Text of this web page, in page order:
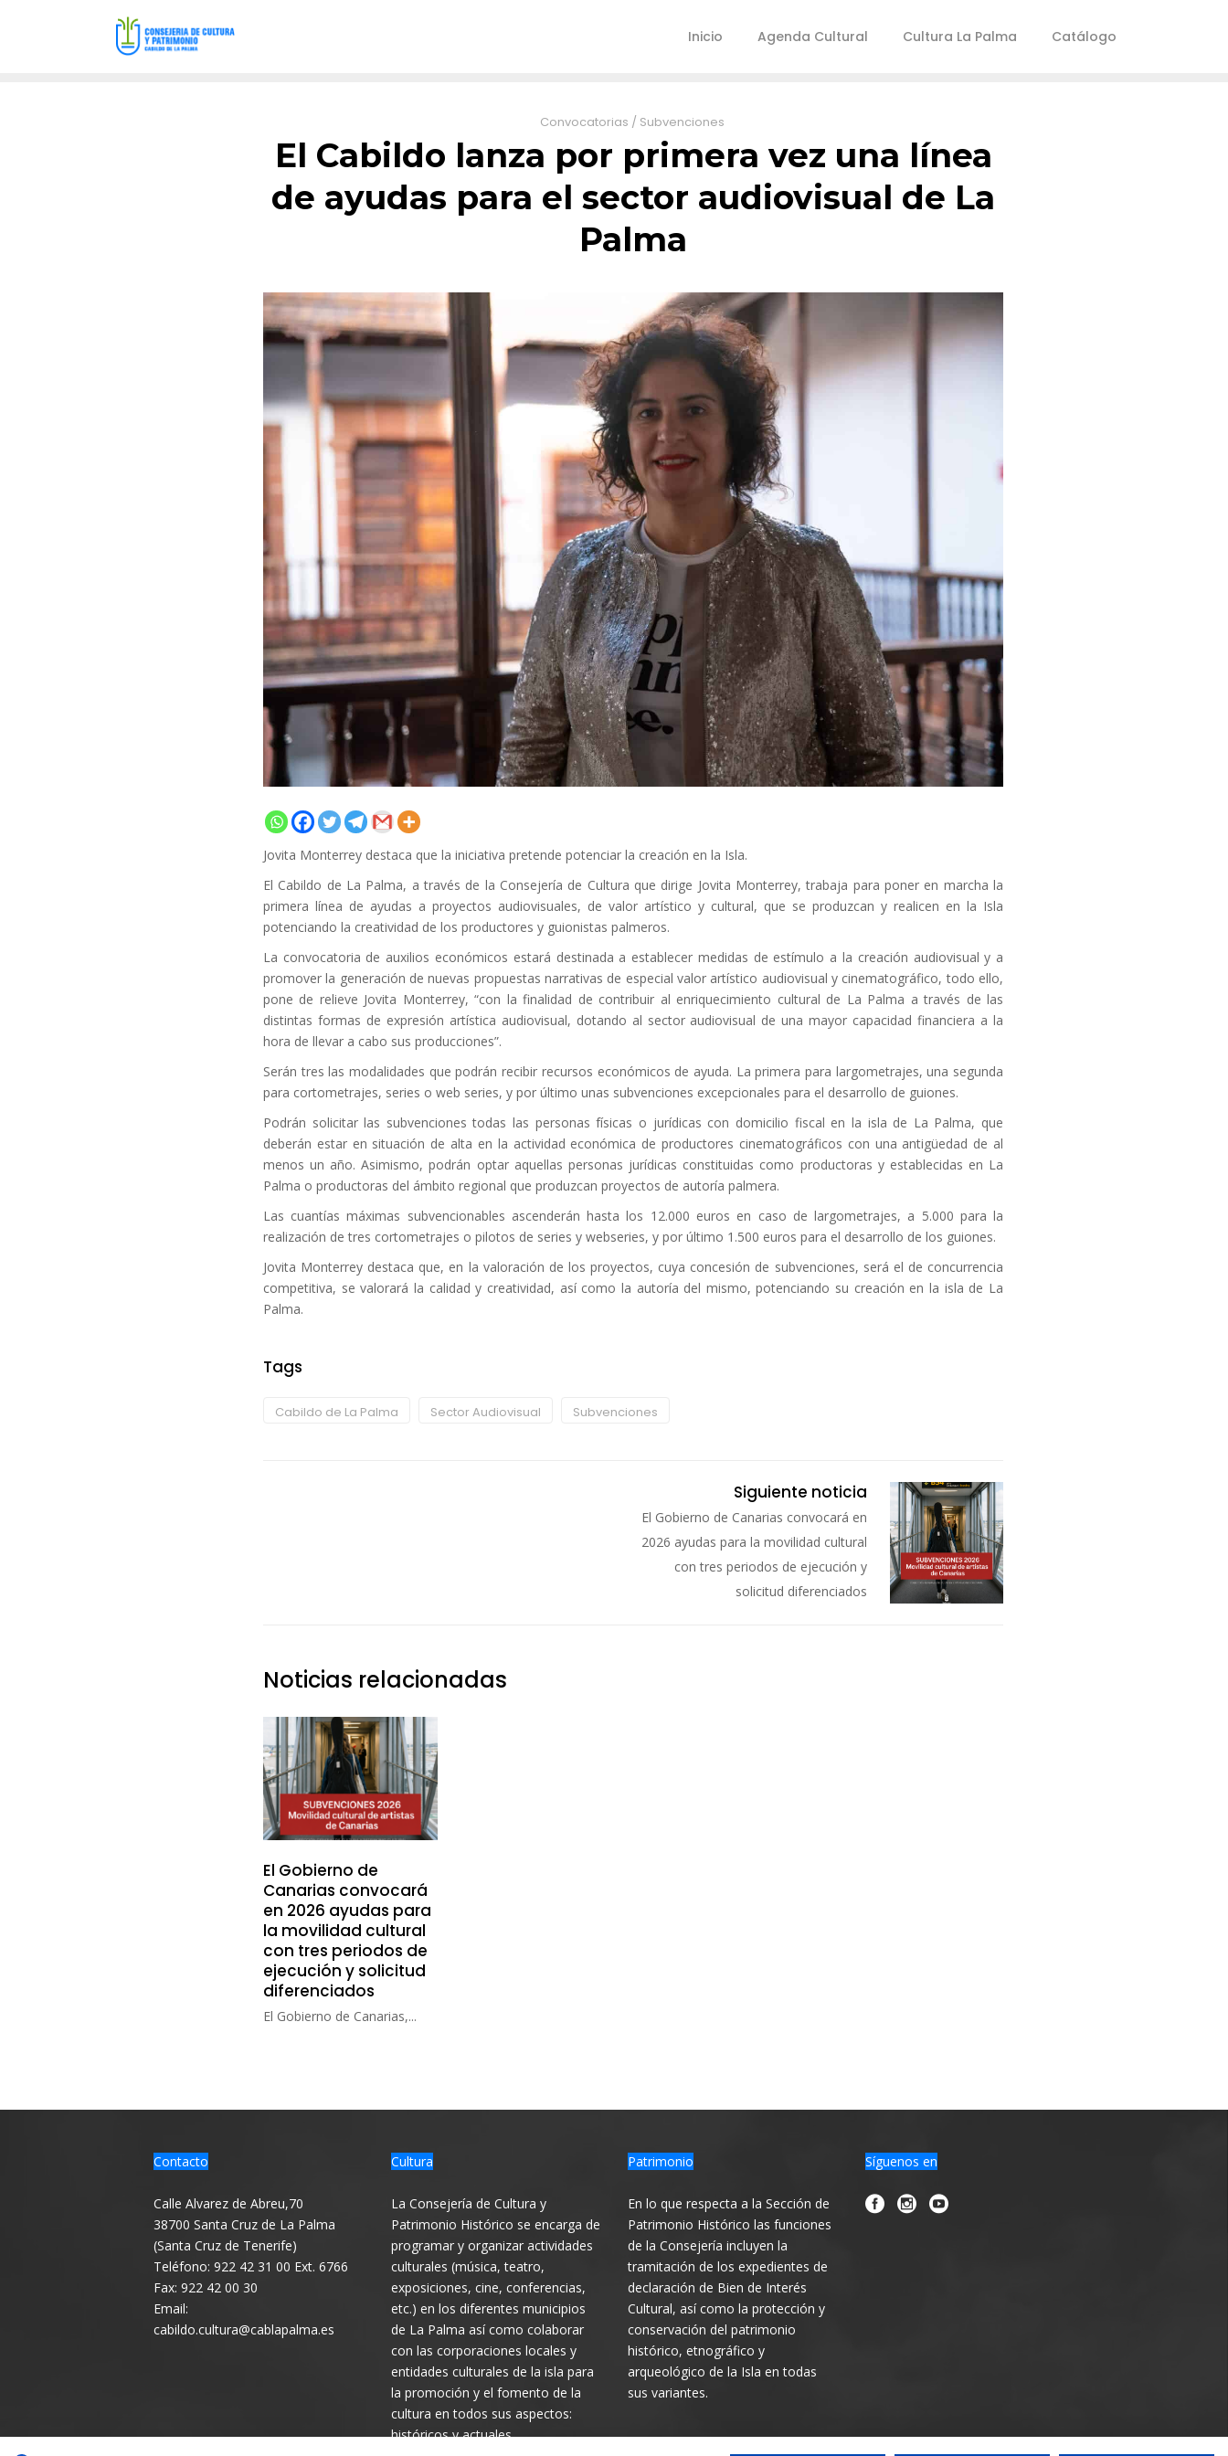
Inicio Agenda Cultural Cultura La Palma Catálogo
Convocatorias / Subvenciones
El Cabildo lanza por primera vez una línea
de ayudas para el sector audiovisual de La
Palma
Jovita Monterrey destaca que la iniciativa pretende potenciar la creación en la Isla.
El Cabildo de La Palma, a través de la Consejería de Cultura que dirige Jovita Monterrey, trabaja para poner en marcha la
primera línea de ayudas a proyectos audiovisuales, de valor artístico y cultural, que se produzcan y realicen en la Isla
potenciando la creatividad de los productores y guionistas palmeros.
La convocatoria de auxilios económicos estará destinada a establecer medidas de estímulo a la creación audiovisual y a
promover la generación de nuevas propuestas narrativas de especial valor artístico audiovisual y cinematográfico, todo ello,
pone de relieve Jovita Monterrey, “con la finalidad de contribuir al enriquecimiento cultural de La Palma a través de las
distintas formas de expresión artística audiovisual, dotando al sector audiovisual de una mayor capacidad financiera a la
hora de llevar a cabo sus producciones”.
Serán tres las modalidades que podrán recibir recursos económicos de ayuda. La primera para largometrajes, una segunda
para cortometrajes, series o web series, y por último unas subvenciones excepcionales para el desarrollo de guiones.
Podrán solicitar las subvenciones todas las personas físicas o jurídicas con domicilio fiscal en la isla de La Palma, que
deberán estar en situación de alta en la actividad económica de productores cinematográficos con una antigüedad de al
menos un año. Asimismo, podrán optar aquellas personas jurídicas constituidas como productoras y establecidas en La
Palma o productoras del ámbito regional que produzcan proyectos de autoría palmera.
Las cuantías máximas subvencionables ascenderán hasta los 12.000 euros en caso de largometrajes, a 5.000 para la
realización de tres cortometrajes o pilotos de series y webseries, y por último 1.500 euros para el desarrollo de los guiones.
Jovita Monterrey destaca que, en la valoración de los proyectos, cuya concesión de subvenciones, será el de concurrencia
competitiva, se valorará la calidad y creatividad, así como la autoría del mismo, potenciando su creación en la isla de La
Palma.
Tags
Cabildo de La Palma Sector Audiovisual Subvenciones
Siguiente noticia
El Gobierno de Canarias convocará en
2026 ayudas para la movilidad cultural
con tres periodos de ejecución y
solicitud diferenciados
Noticias relacionadas
El Gobierno de
Canarias convocará
en 2026 ayudas para
la movilidad cultural
con tres periodos de
ejecución y solicitud
diferenciados
El Gobierno de Canarias,...
Contacto
Calle Alvarez de Abreu,70
38700 Santa Cruz de La Palma
(Santa Cruz de Tenerife)
Teléfono: 922 42 31 00 Ext. 6766
Fax: 922 42 00 30
Email:
cabildo.cultura@cablapalma.es
Cultura
La Consejería de Cultura y
Patrimonio Histórico se encarga de
programar y organizar actividades
culturales (música, teatro,
exposiciones, cine, conferencias,
etc.) en los diferentes municipios
de La Palma así como colaborar
con las corporaciones locales y
entidades culturales de la isla para
la promoción y el fomento de la
cultura en todos sus aspectos:
históricos y actuales
Patrimonio
En lo que respecta a la Sección de
Patrimonio Histórico las funciones
de la Consejería incluyen la
tramitación de los expedientes de
declaración de Bien de Interés
Cultural, así como la protección y
conservación del patrimonio
histórico, etnográfico y
arqueológico de la Isla en todas
sus variantes.
Síguenos en